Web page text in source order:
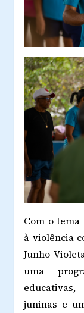
Com o tema
à violência
Junho
uma
juninas e